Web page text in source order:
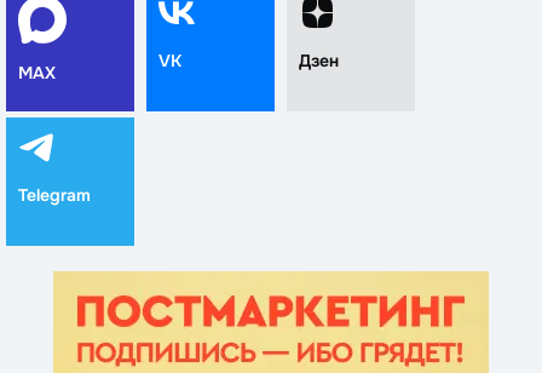
MAX
VK Дзен
Telegram